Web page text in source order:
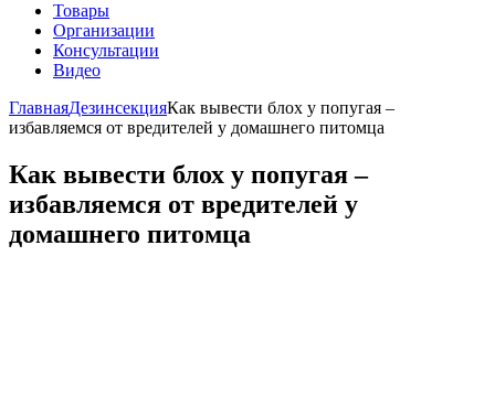
Товары
Организации
Консультации
Видео
ГлавнаяДезинсекцияКак вывести блох у попугая –
избавляемся от вредителей у домашнего питомца
Как вывести блох у попугая –
избавляемся от вредителей у
домашнего питомца